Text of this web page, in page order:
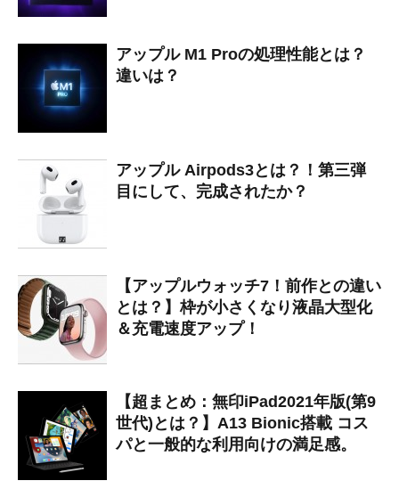
アップル M1 Proの処理性能とは？
違いは？
アップル Airpods3とは？！第三弾
目にして、完成されたか？
【アップルウォッチ7！前作との違い
とは？】枠が小さくなり液晶大型化
＆充電速度アップ！
【超まとめ：無印iPad2021年版(第9
世代)とは？】A13 Bionic搭載 コス
パと一般的な利用向けの満足感。